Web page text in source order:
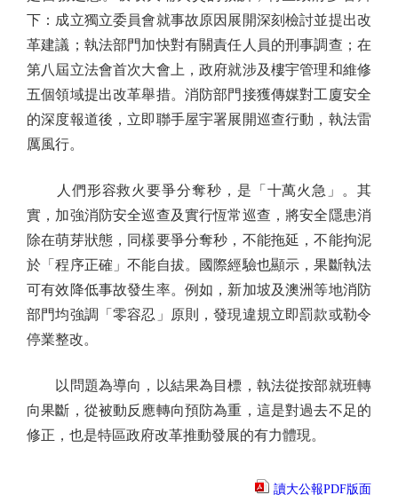
下：成立獨立委員會就事故原因展開深刻檢討並提出改
革建議；執法部門加快對有關責任人員的刑事調查；在
第八屆立法會首次大會上，政府就涉及樓宇管理和維修
五個領域提出改革舉措。消防部門接獲傳媒對工廈安全
的深度報道後，立即聯手屋宇署展開巡查行動，執法雷
厲風行。
人們形容救火要爭分奪秒，是「十萬火急」。其
實，加強消防安全巡查及實行恆常巡查，將安全隱患消
除在萌芽狀態，同樣要爭分奪秒，不能拖延，不能拘泥
於「程序正確」不能自拔。國際經驗也顯示，果斷執法
可有效降低事故發生率。例如，新加坡及澳洲等地消防
部門均強調「零容忍」原則，發現違規立即罰款或勒令
停業整改。
以問題為導向，以結果為目標，執法從按部就班轉
向果斷，從被動反應轉向預防為重，這是對過去不足的
修正，也是特區政府改革推動發展的有力體現。
讀大公報PDF版面